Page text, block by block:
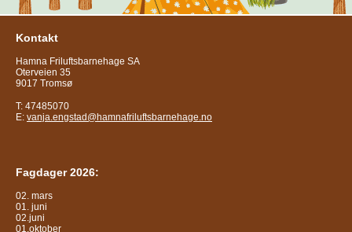
Kontakt
Hamna Friluftsbarnehage SA
Oterveien 35
9017 Tromsø
T: 47485070
E: vanja.engstad@hamnafriluftsbarnehage.no
Fagdager 2026:
02. mars
01. juni
02.juni
01.oktober